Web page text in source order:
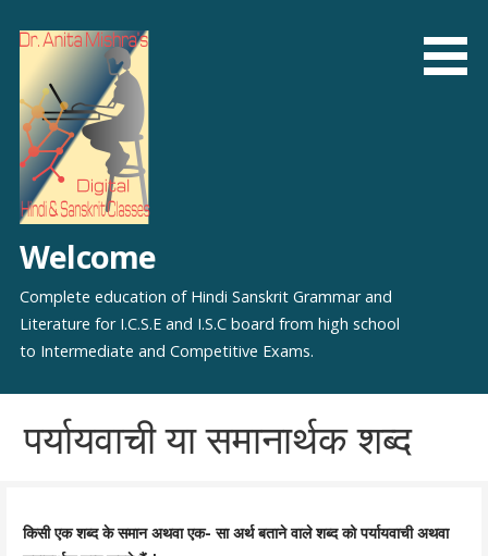
Welcome
Complete education of Hindi Sanskrit Grammar and
Literature for I.C.S.E and I.S.C board from high school
to Intermediate and Competitive Exams.
पर्यायवाची या समानार्थक शब्द
किसी एक शब्द के समान अथवा एक- सा अर्थ बताने वाले शब्द को पर्यायवाची अथवा